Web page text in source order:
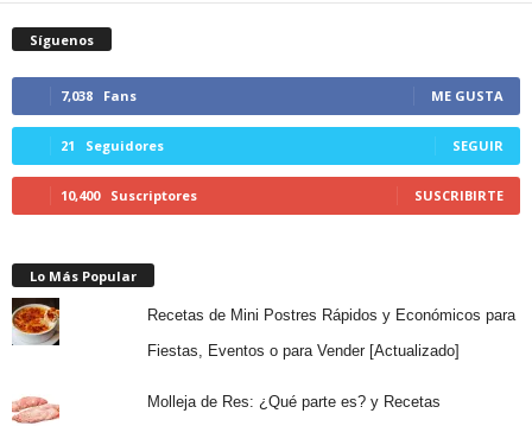
Síguenos
7,038 Fans ME GUSTA
21 Seguidores SEGUIR
10,400 Suscriptores SUSCRIBIRTE
Lo Más Popular
Recetas de Mini Postres Rápidos y Económicos para
Fiestas, Eventos o para Vender [Actualizado]
Molleja de Res: ¿Qué parte es? y Recetas